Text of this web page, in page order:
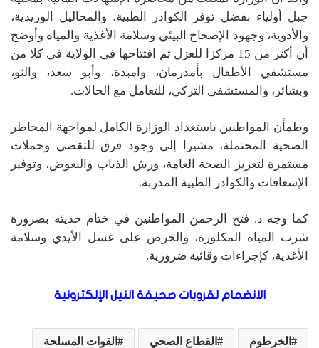
جبل أولياء بفضل توفر الكوادر الطبية، والمحاليل الوريدية،
والأدوية، وجهود الإصحاح البيئي وسلامة الأغذية والمياه وأوضح
أن أكثر من 15 مركزا للعزل تم افتتاحها في الولاية في كلا من
مستشفي الأطفال بأمدرمان، وامبدة، وأبو سعد، والنو،
وبشائر، والمستشفى التركي، للتعامل مع الحالات.
وطمأن المواطنين باستعداد الوزارة الكامل لمواجهة المخاطر
الصحية المحتملة، مشيرا إلى وجود فرق للتقصي وحملات
مستمرة لتعزيز الصحة العامة، ورش الذباب والبعوض، وتوفير
الإسعافات والكوادر الطبية المدربة.
كما وجه د. فتح الرحمن المواطنين في ختام حديثه بضرورة
شرب المياه المكلورة، والحرص على غسل الأيدي وسلامة
الأغذية، كإجراءات وقائية ضرورية.
الانضمام لقروبات صحيفة النيل الإلكترونية
الخرطوم القطاع الصحي القوات المسلحة